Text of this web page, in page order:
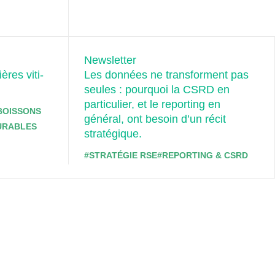
viti-
Newsletter
Les données ne transforment pas
seules : pourquoi la CSRD en
particulier, et le reporting en
général, ont besoin d’un récit
stratégique.
#STRATÉGIE RSE#REPORTING & CSRD